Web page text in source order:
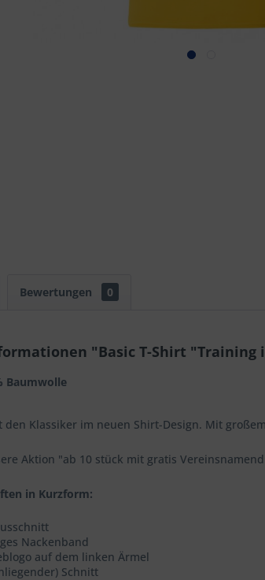
Bewertungen 0
"Basic T-Shirt "Training
Baumwolle
den Klassiker im neuen Shirt-Design. Mit
Aktion "ab 10 stück mit gratis
in Kurzform:
Nackenband
auf dem linken Ärmel
Schnitt